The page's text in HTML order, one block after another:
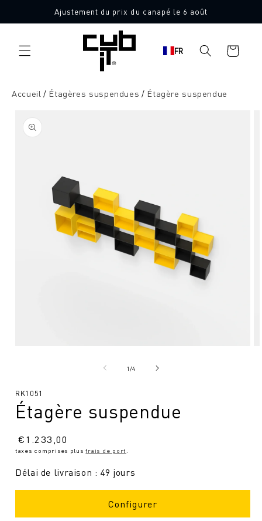
directement
au contenu
Ajustement du prix du canapé le 6 août
FR
Panier
d'achat
Accueil Étagères suspendues Étagère suspendue
l'information
sur le
produit
modal
1/de4
SKU
RK1051
Étagère suspendue
Prix
normal
€1.233,00
taxes comprises plusfrais de port
Délai de livraison : 49 jours
Configurer